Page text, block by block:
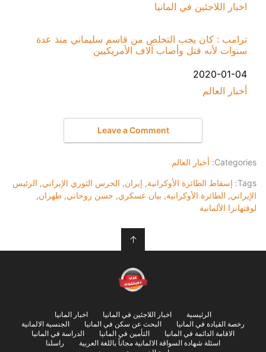
في ما يتعلق بما يأتي
اخبار اللاجئين في المانيا
ترامب : كان يجب التخلص من قاسم سليماني منذ عدة
سنوات لأنه قتل وأصاب آلاف الأمريكيين
التاريخ
2020-01-04
في ما يتعلق بما يأتي
أخبار العالم
Leave a Comment
Categories: أخبار العالم
Tags: إسقاط الطائرة الأوكرانية, إيران, الحرس الثوري الإيراني, الرئيس
الإيراني, الطائرة الأوكرانية, بيان عسكري, حسن روحاني, طهران,
لوفتهانزا الألمانية
↑
الرئيسية اخبار اللاجئين في المانيا
اخبار المانيا
رخصة القيادة في المانيا
البحث عن سكن في المانيا
الجنسية الالمانية
الاقامة الدائمة في المانيا
التأمين في المانيا
الدراسة في المانيا
اسئلة شهادة السواقة الالمانية مجاناً باللغة العربية
راسلنا